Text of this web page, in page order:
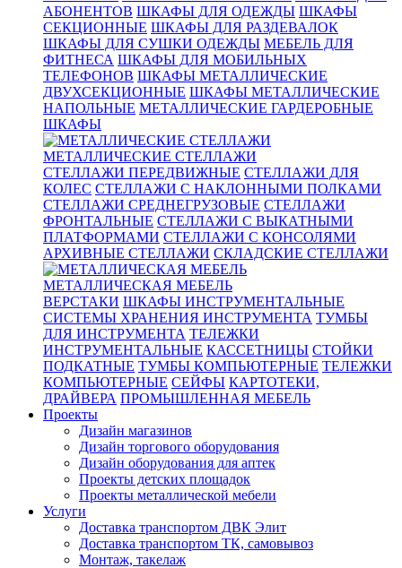
АБОНЕНТОВ ШКАФЫ ДЛЯ ОДЕЖДЫ ШКАФЫ
СЕКЦИОННЫЕ ШКАФЫ ДЛЯ РАЗДЕВАЛОК
ШКАФЫ ДЛЯ СУШКИ ОДЕЖДЫ МЕБЕЛЬ ДЛЯ
ФИТНЕСА ШКАФЫ ДЛЯ МОБИЛЬНЫХ
ТЕЛЕФОНОВ ШКАФЫ МЕТАЛЛИЧЕСКИЕ
ДВУХСЕКЦИОННЫЕ ШКАФЫ МЕТАЛЛИЧЕСКИЕ
НАПОЛЬНЫЕ МЕТАЛЛИЧЕСКИЕ ГАРДЕРОБНЫЕ
ШКАФЫ
МЕТАЛЛИЧЕСКИЕ СТЕЛЛАЖИ
СТЕЛЛАЖИ ПЕРЕДВИЖНЫЕ СТЕЛЛАЖИ ДЛЯ
КОЛЕС СТЕЛЛАЖИ С НАКЛОННЫМИ ПОЛКАМИ
СТЕЛЛАЖИ СРЕДНЕГРУЗОВЫЕ СТЕЛЛАЖИ
ФРОНТАЛЬНЫЕ СТЕЛЛАЖИ С ВЫКАТНЫМИ
ПЛАТФОРМАМИ СТЕЛЛАЖИ С КОНСОЛЯМИ
АРХИВНЫЕ СТЕЛЛАЖИ СКЛАДСКИЕ СТЕЛЛАЖИ
МЕТАЛЛИЧЕСКАЯ МЕБЕЛЬ
ВЕРСТАКИ ШКАФЫ ИНСТРУМЕНТАЛЬНЫЕ
СИСТЕМЫ ХРАНЕНИЯ ИНСТРУМЕНТА ТУМБЫ
ДЛЯ ИНСТРУМЕНТА ТЕЛЕЖКИ
ИНСТРУМЕНТАЛЬНЫЕ КАССЕТНИЦЫ СТОЙКИ
ПОДКАТНЫЕ ТУМБЫ КОМПЬЮТЕРНЫЕ ТЕЛЕЖКИ
КОМПЬЮТЕРНЫЕ СЕЙФЫ КАРТОТЕКИ,
ДРАЙВЕРА ПРОМЫШЛЕННАЯ МЕБЕЛЬ
Проекты
Дизайн магазинов
Дизайн торгового оборудования
Дизайн оборудования для аптек
Проекты детских площадок
Проекты металлической мебели
Услуги
Доставка транспортом ДВК Элит
Доставка транспортом ТК, самовывоз
Монтаж, такелаж